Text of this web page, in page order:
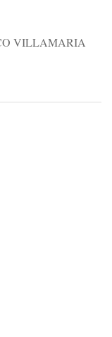
VILLAMARIA